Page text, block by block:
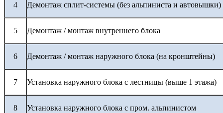
4 Демонтаж сплит-системы (без альпиниста и автовышки)
5 Демонтаж / монтаж внутреннего блока
6 Демонтаж / монтаж наружного блока (на кронштейны)
7 Установка наружного блока с лестницы (выше 1 этажа)
8 Установка наружного блока с пром. альпинистом